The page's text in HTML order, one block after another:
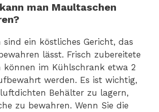
man Maultaschen
sind ein köstliches Gericht, das
lässt. Frisch zubereitete
können im Kühlschrank etwa 2
werden. Es ist wichtig,
Behälter zu lagern,
zu bewahren. Wenn Sie die